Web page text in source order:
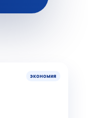
экономия